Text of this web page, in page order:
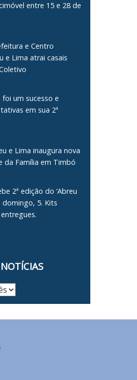
entre 15 e 28 de
e Centro
e Lima atrai casais
foi um sucesso e
em sua 2ª
e Lima inaugura nova
da Família em Timbó
2ª edição do ‘Abreu
domingo, 5. Kits